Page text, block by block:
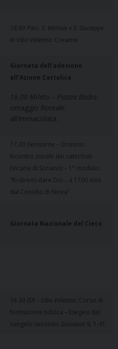
18.00 Parr. S. Michele e S. Giuseppe
in Vibo Valentia: Cresime
Giornata dell’adesione
all’Azione Cattolica
16.00 Mileto – Piazza Badia:
omaggio floreale
all’Immacolata.
17.30 Gerocarne – Oratorio:
Incontro zonale dei catechisti
(Vicaria di Soriano) – 1° modulo:
“Ri-dire/ri-dare Dio… a 1700 anni
dal Concilio di Nicea”
Giornata Nazionale del Cieco
16.30 ISR – Vibo Valentia: Corso di
formazione biblica – Esegesi del
Vangelo secondo Giovanni 9, 1-41